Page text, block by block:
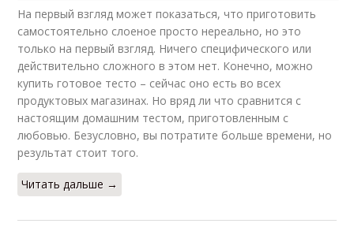
На первый взгляд может показаться, что приготовить
самостоятельно слоеное просто нереально, но это
только на первый взгляд. Ничего специфического или
действительно сложного в этом нет. Конечно, можно
купить готовое тесто – сейчас оно есть во всех
продуктовых магазинах. Но вряд ли что сравнится с
настоящим домашним тестом, приготовленным с
любовью. Безусловно, вы потратите больше времени, но
результат стоит того.
Читать дальше →